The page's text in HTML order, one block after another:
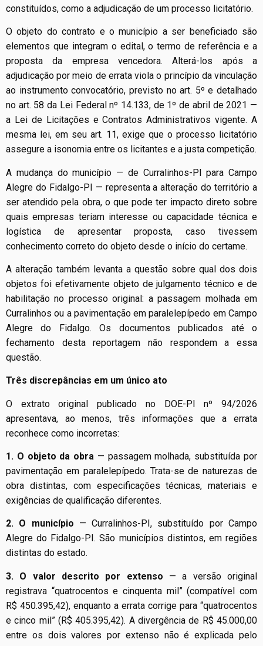
constituídos, como a adjudicação de um processo licitatório.
O objeto do contrato e o município a ser beneficiado são
elementos que integram o edital, o termo de referência e a
proposta da empresa vencedora. Alterá-los após a
adjudicação por meio de errata viola o princípio da vinculação
ao instrumento convocatório, previsto no art. 5º e detalhado
no art. 58 da Lei Federal nº 14.133, de 1º de abril de 2021 —
a Lei de Licitações e Contratos Administrativos vigente. A
mesma lei, em seu art. 11, exige que o processo licitatório
assegure a isonomia entre os licitantes e a justa competição.
A mudança do município — de Curralinhos-PI para Campo
Alegre do Fidalgo-PI — representa a alteração do território a
ser atendido pela obra, o que pode ter impacto direto sobre
quais empresas teriam interesse ou capacidade técnica e
logística de apresentar proposta, caso tivessem
conhecimento correto do objeto desde o início do certame.
A alteração também levanta a questão sobre qual dos dois
objetos foi efetivamente objeto de julgamento técnico e de
habilitação no processo original: a passagem molhada em
Curralinhos ou a pavimentação em paralelepípedo em Campo
Alegre do Fidalgo. Os documentos publicados até o
fechamento desta reportagem não respondem a essa
questão.
Três discrepâncias em um único ato
O extrato original publicado no DOE-PI nº 94/2026
apresentava, ao menos, três informações que a errata
reconhece como incorretas:
1. O objeto da obra — passagem molhada, substituída por
pavimentação em paralelepípedo. Trata-se de naturezas de
obra distintas, com especificações técnicas, materiais e
exigências de qualificação diferentes.
2. O município — Curralinhos-PI, substituído por Campo
Alegre do Fidalgo-PI. São municípios distintos, em regiões
distintas do estado.
3. O valor descrito por extenso — a versão original
registrava “quatrocentos e cinquenta mil” (compatível com
R$ 450.395,42), enquanto a errata corrige para “quatrocentos
e cinco mil” (R$ 405.395,42). A divergência de R$ 45.000,00
entre os dois valores por extenso não é explicada pelo